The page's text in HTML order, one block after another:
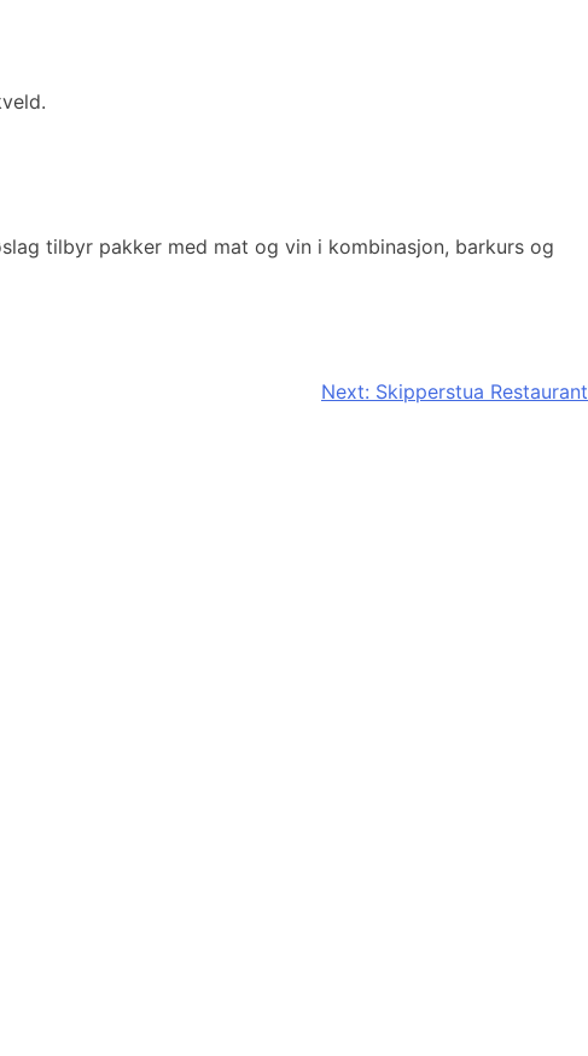
tilbyr pakker med mat og vin i kombinasjon, barkurs og
Next: Skipperstua Restaurant